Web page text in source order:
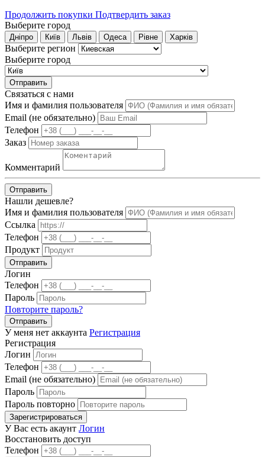
Продолжить покупки Подтвердить заказ
Выберите город
Дніпро Київ Львів Одеса Рівне Харків
Выберите регион
Выберите город
Отправить
Связаться с нами
Имя и фамилия пользователя
Email (не обязательно)
Телефон
Заказ
Комментарий
Отправить
Нашли дешевле?
Имя и фамилия пользователя
Ссылка
Телефон
Продукт
Отправить
Логин
Телефон
Пароль
Повторите пароль?
Отправить
У меня нет аккаунта Регистрация
Регистрация
Логин
Телефон
Email (не обязательно)
Пароль
Пароль повторно
Зарегистрироваться
У Вас есть акаунт Логин
Восстановить доступ
Телефон